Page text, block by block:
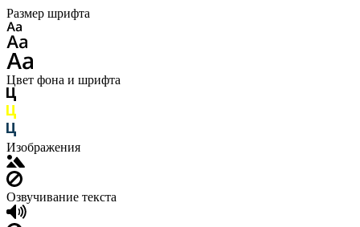
Размер шрифта
Цвет фона и шрифта
Изображения
Озвучивание текста